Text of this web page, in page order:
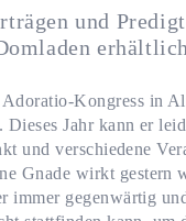
und
Kongress in
Jahr kann er
und verschiedene
Gnade wirkt gestern
immer gegenwärtig